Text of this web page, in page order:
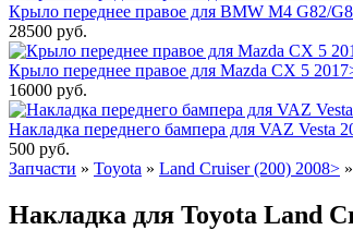
Крыло переднее правое для BMW M4 G82/
28500 руб.
Крыло переднее правое для Mazda CX 5
16000 руб.
Накладка переднего бампера для VAZ Vesta
500 руб.
Запчасти » Toyota » Land Cruiser (200) 2008> »
Накладка для Toyota Land